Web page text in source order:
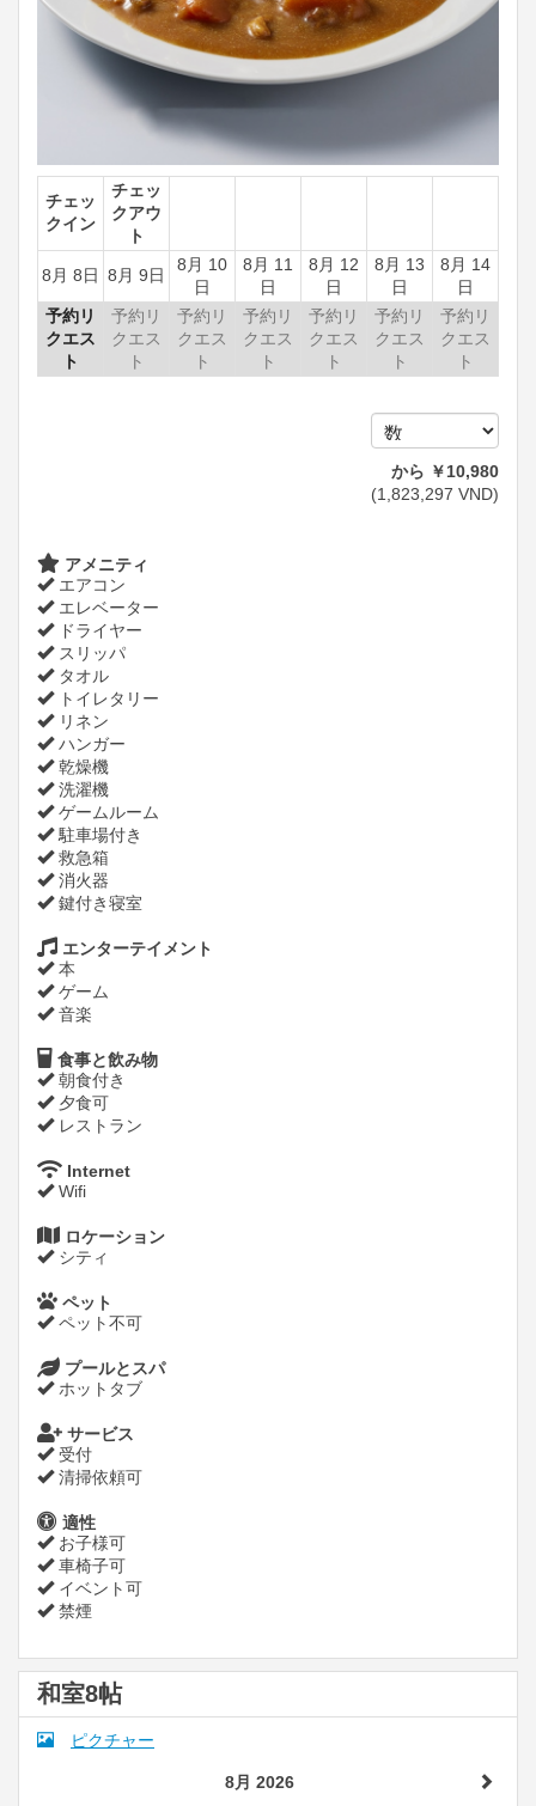
チェッ
クイン
チェッ
クアウ
ト
8月 8日 8月 9日
8月 10
日
8月 11
日
8月 12
日
8月 13
日
8月 14
日
予約リ
クエス
ト
予約リ
クエス
ト
予約リ
クエス
ト
予約リ
クエス
ト
予約リ
クエス
ト
予約リ
クエス
ト
予約リ
クエス
ト
から ￥10,980
(1,823,297 VND)
アメニティ
エアコン
エレベーター
ドライヤー
スリッパ
タオル
トイレタリー
リネン
ハンガー
乾燥機
洗濯機
ゲームルーム
駐車場付き
救急箱
消火器
鍵付き寝室
エンターテイメント
本
ゲーム
音楽
食事と飲み物
朝食付き
夕食可
レストラン
Internet
Wifi
ロケーション
シティ
ペット
ペット不可
プールとスパ
ホットタブ
サービス
受付
清掃依頼可
適性
お子様可
車椅子可
イベント可
禁煙
和室8帖
ピクチャー
8月 2026